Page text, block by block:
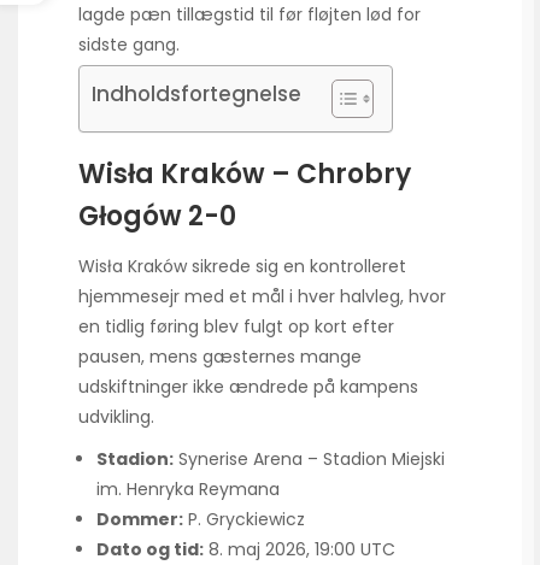
lagde pæn tillægstid til før fløjten lød for
sidste gang.
Indholdsfortegnelse
Wisła Kraków – Chrobry
Głogów 2-0
Wisła Kraków sikrede sig en kontrolleret
hjemmesejr med et mål i hver halvleg, hvor
en tidlig føring blev fulgt op kort efter
pausen, mens gæsternes mange
udskiftninger ikke ændrede på kampens
udvikling.
Stadion: Synerise Arena – Stadion Miejski
im. Henryka Reymana
Dommer: P. Gryckiewicz
Dato og tid: 8. maj 2026, 19:00 UTC